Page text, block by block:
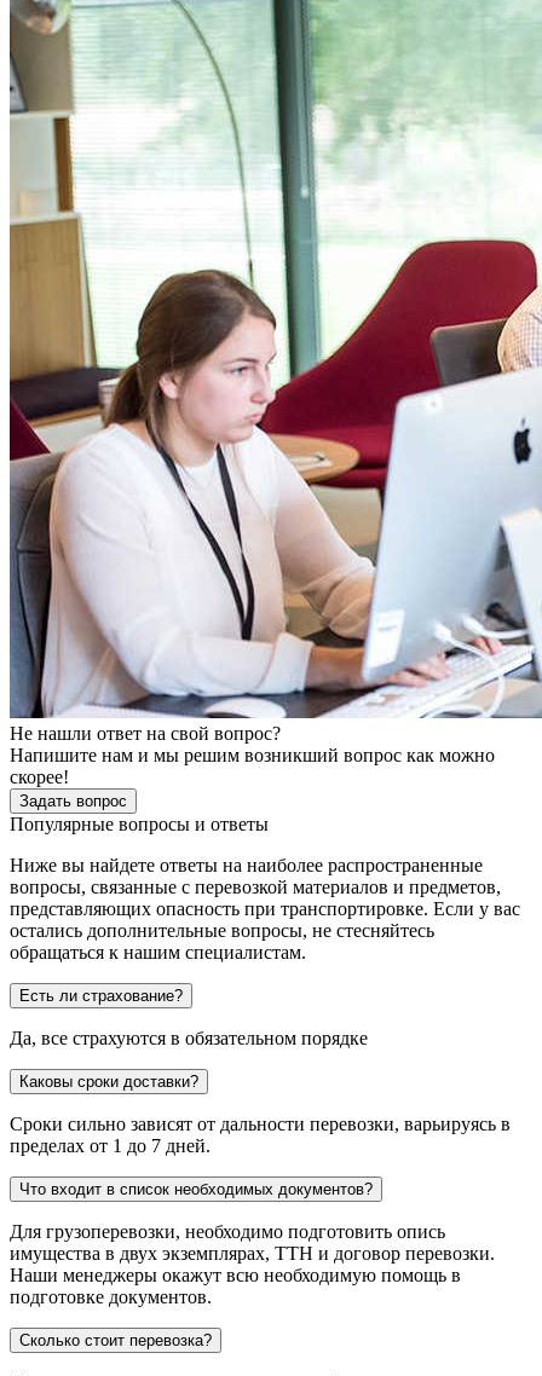
Не нашли ответ на свой вопрос?
Напишите нам и мы решим возникший вопрос как можно
скорее!
Задать вопрос
Популярные вопросы и ответы
Ниже вы найдете ответы на наиболее распространенные
вопросы, связанные с перевозкой материалов и предметов,
представляющих опасность при транспортировке. Если у вас
остались дополнительные вопросы, не стесняйтесь
обращаться к нашим специалистам.
Есть ли страхование?
Да, все страхуются в обязательном порядке
Каковы сроки доставки?
Сроки сильно зависят от дальности перевозки, варьируясь в
пределах от 1 до 7 дней.
Что входит в список необходимых документов?
Для грузоперевозки, необходимо подготовить опись
имущества в двух экземплярах, ТТН и договор перевозки.
Наши менеджеры окажут всю необходимую помощь в
подготовке документов.
Сколько стоит перевозка?